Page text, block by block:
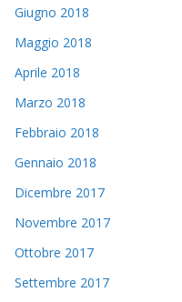
Giugno 2018
Maggio 2018
Aprile 2018
Marzo 2018
Febbraio 2018
Gennaio 2018
Dicembre 2017
Novembre 2017
Ottobre 2017
Settembre 2017